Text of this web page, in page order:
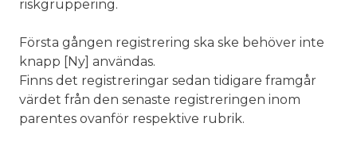
riskgruppering.
Första gången registrering ska ske behöver inte
knapp [Ny] användas.
Finns det registreringar sedan tidigare framgår
värdet från den senaste registreringen inom
parentes ovanför respektive rubrik.